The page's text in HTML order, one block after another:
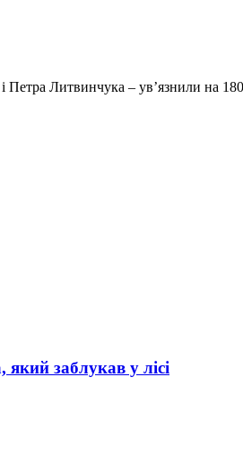
Литвинчука – ув’язнили на
заблукав у лісі